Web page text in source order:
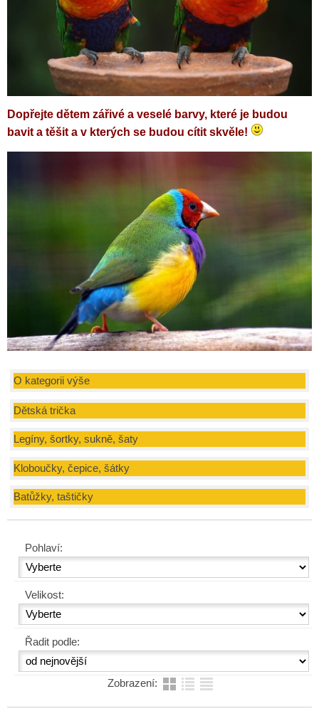
Dopřejte dětem zářivé a veselé barvy, které je budou
bavit a těšit a v kterých se budou cítit skvěle!
O kategorii výše
Dětská trička
Legíny, šortky, sukně, šaty
Kloboučky, čepice, šátky
Batůžky, taštičky
Pohlaví:
Velikost:
Řadit podle:
Zobrazení: